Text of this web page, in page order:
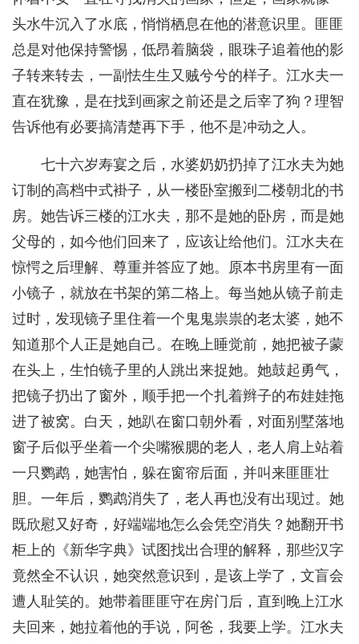
头水牛沉入了水底，悄悄栖息在他的潜意识里。匪匪
总是对他保持警惕，低昂着脑袋，眼珠子追着他的影
子转来转去，一副怯生生又贼兮兮的样子。江水夫一
直在犹豫，是在找到画家之前还是之后宰了狗？理智
告诉他有必要搞清楚再下手，他不是冲动之人。
七十六岁寿宴之后，水婆奶奶扔掉了江水夫为她
订制的高档中式褂子，从一楼卧室搬到二楼朝北的书
房。她告诉三楼的江水夫，那不是她的卧房，而是她
父母的，如今他们回来了，应该让给他们。江水夫在
惊愕之后理解、尊重并答应了她。原本书房里有一面
小镜子，就放在书架的第二格上。每当她从镜子前走
过时，发现镜子里住着一个鬼鬼祟祟的老太婆，她不
知道那个人正是她自己。在晚上睡觉前，她把被子蒙
在头上，生怕镜子里的人跳出来捉她。她鼓起勇气，
把镜子扔出了窗外，顺手把一个扎着辫子的布娃娃拖
进了被窝。白天，她趴在窗口朝外看，对面别墅落地
窗子后似乎坐着一个尖嘴猴腮的老人，老人肩上站着
一只鹦鹉，她害怕，躲在窗帘后面，并叫来匪匪壮
胆。一年后，鹦鹉消失了，老人再也没有出现过。她
既欣慰又好奇，好端端地怎么会凭空消失？她翻开书
柜上的《新华字典》试图找出合理的解释，那些汉字
竟然全不认识，她突然意识到，是该上学了，文盲会
遭人耻笑的。她带着匪匪守在房门后，直到晚上江水
夫回来，她拉着他的手说，阿爸，我要上学。江水夫